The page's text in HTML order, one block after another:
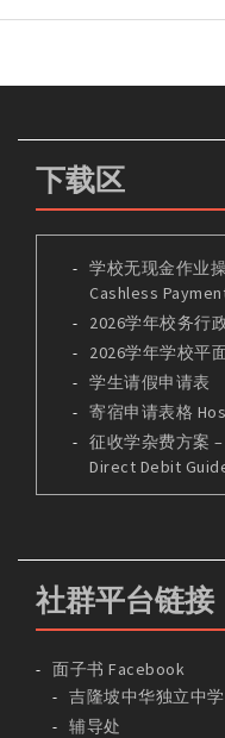
下载区
学校无现金作业
Cashless
2026学年校务行
2026学年学校平
学生请假申请表
寄宿申请表格
征收学杂费方案
Direct Debit
社群平台链接
面子书 Facebook
吉隆坡中华独立中学
辅导处